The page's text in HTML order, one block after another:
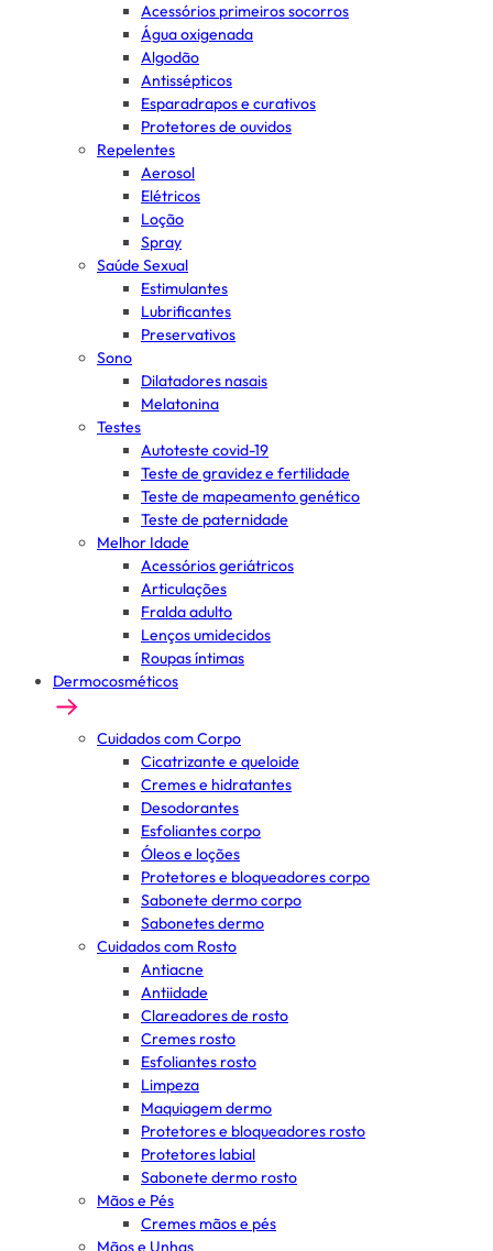
Acessórios primeiros socorros
Água oxigenada
Algodão
Antissépticos
Esparadrapos e curativos
Protetores de ouvidos
Repelentes
Aerosol
Elétricos
Loção
Spray
Saúde Sexual
Estimulantes
Lubrificantes
Preservativos
Sono
Dilatadores nasais
Melatonina
Testes
Autoteste covid-19
Teste de gravidez e fertilidade
Teste de mapeamento genético
Teste de paternidade
Melhor Idade
Acessórios geriátricos
Articulações
Fralda adulto
Lenços umidecidos
Roupas íntimas
Dermocosméticos
Cuidados com Corpo
Cicatrizante e queloide
Cremes e hidratantes
Desodorantes
Esfoliantes corpo
Óleos e loções
Protetores e bloqueadores corpo
Sabonete dermo corpo
Sabonetes dermo
Cuidados com Rosto
Antiacne
Antiidade
Clareadores de rosto
Cremes rosto
Esfoliantes rosto
Limpeza
Maquiagem dermo
Protetores e bloqueadores rosto
Protetores labial
Sabonete dermo rosto
Mãos e Pés
Cremes mãos e pés
Mãos e Unhas